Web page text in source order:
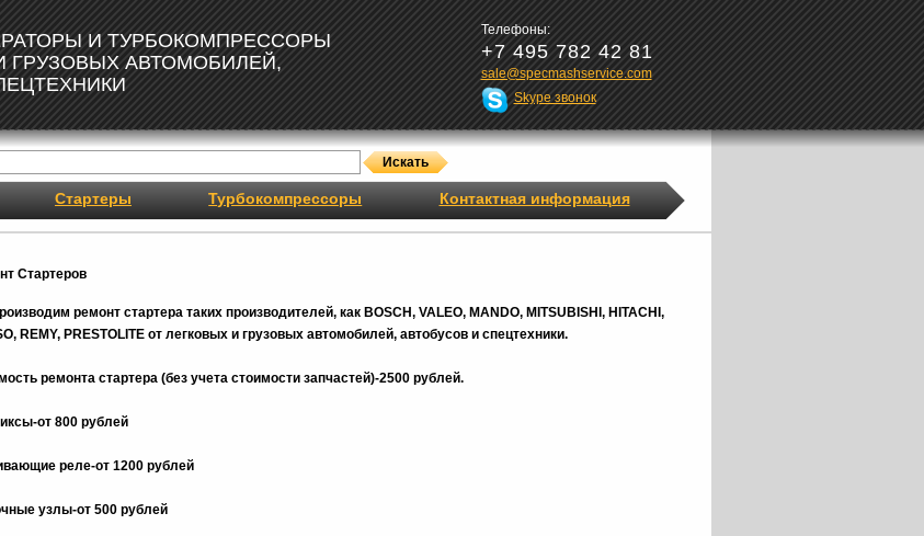
И ТУРБОКОМПРЕССОРЫ
ГРУЗОВЫХ АВТОМОБИЛЕЙ,
Телефоны:
+7 495 782 42 81
sale@specmashservice.com
Skype звонок
Стартеры Турбокомпрессоры Контактная информация
Стартеров
ремонт стартера таких производителей, как BOSCH, VALEO, MANDO, MITSUBISHI, HITACHI,
REMY, PRESTOLITE от легковых и грузовых автомобилей, автобусов и спецтехники.
ремонта стартера (без учета стоимости запчастей)-2500 рублей.
от 800 рублей
реле-от 1200 рублей
узлы-от 500 рублей